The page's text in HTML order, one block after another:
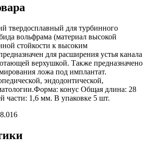
твердосплавный для турбинного
вольфрама (материал высокой
стойкости к высоким
для расширения устья канала
верхушкой. Также предназначено
ложа под имплантат.
эндодонтической,
конус Общая длина: 28
части: 1,6 мм. В упаковке 5 шт.